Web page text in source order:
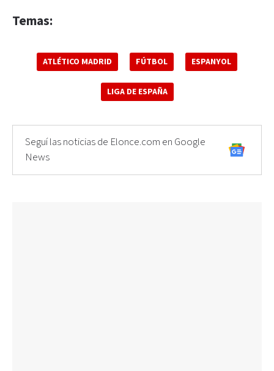
Temas:
ATLÉTICO MADRID FÚTBOL ESPANYOL
LIGA DE ESPAÑA
Seguí las noticias de Elonce.com en Google
News